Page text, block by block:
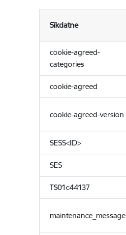
Sīkdatne
cookie-agreed-
categories
cookie-agreed
cookie-agreed-version
SESS<ID>
SES
TS01c44137
maintenance_message